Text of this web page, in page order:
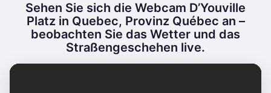
Sehen Sie sich die Webcam D’Youville
Platz in Quebec, Provinz Québec an –
beobachten Sie das Wetter und das
Straßengeschehen live.